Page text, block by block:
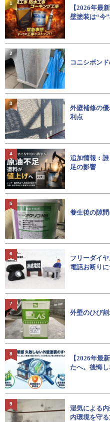
【2026年最
壁塗装は“今
1
コニシボン
2
外壁補修の
利点
3
追加情報：
足の影響
4
養生後の隙
5
フリーダイ
電話お断り
6
外壁のひび
7
【2026年最
たへ。後悔
8
湿気による
内環境を守
9